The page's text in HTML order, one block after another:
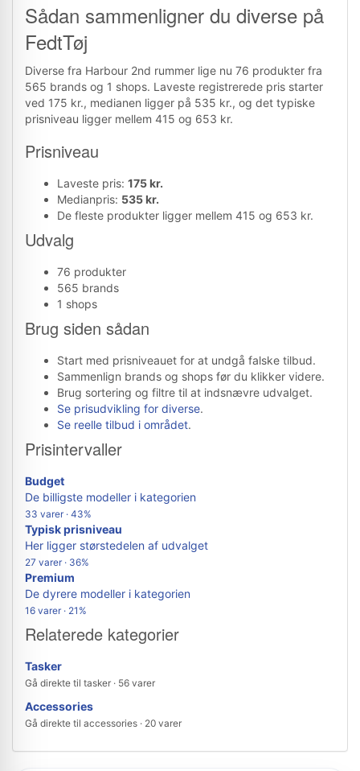
Sådan sammenligner du diverse på
FedtTøj
Diverse fra Harbour 2nd rummer lige nu 76 produkter fra
565 brands og 1 shops. Laveste registrerede pris starter
ved 175 kr., medianen ligger på 535 kr., og det typiske
prisniveau ligger mellem 415 og 653 kr.
Prisniveau
Laveste pris: 175 kr.
Medianpris: 535 kr.
De fleste produkter ligger mellem 415 og 653 kr.
Udvalg
76 produkter
565 brands
1 shops
Brug siden sådan
Start med prisniveauet for at undgå falske tilbud.
Sammenlign brands og shops før du klikker videre.
Brug sortering og filtre til at indsnævre udvalget.
Se prisudvikling for diverse.
Se reelle tilbud i området.
Prisintervaller
Budget
De billigste modeller i kategorien
33 varer · 43%
Typisk prisniveau
Her ligger størstedelen af udvalget
27 varer · 36%
Premium
De dyrere modeller i kategorien
16 varer · 21%
Relaterede kategorier
Tasker
Gå direkte til tasker · 56 varer
Accessories
Gå direkte til accessories · 20 varer